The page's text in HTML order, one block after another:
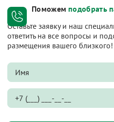
Поможем подобрать
Оставьте заявку и наш
ответить на все вопросы и
размещения вашего близкого!